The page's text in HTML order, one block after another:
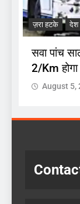
ज़रा हटके देश
सवा पांच
2/Km होगा
August 5,